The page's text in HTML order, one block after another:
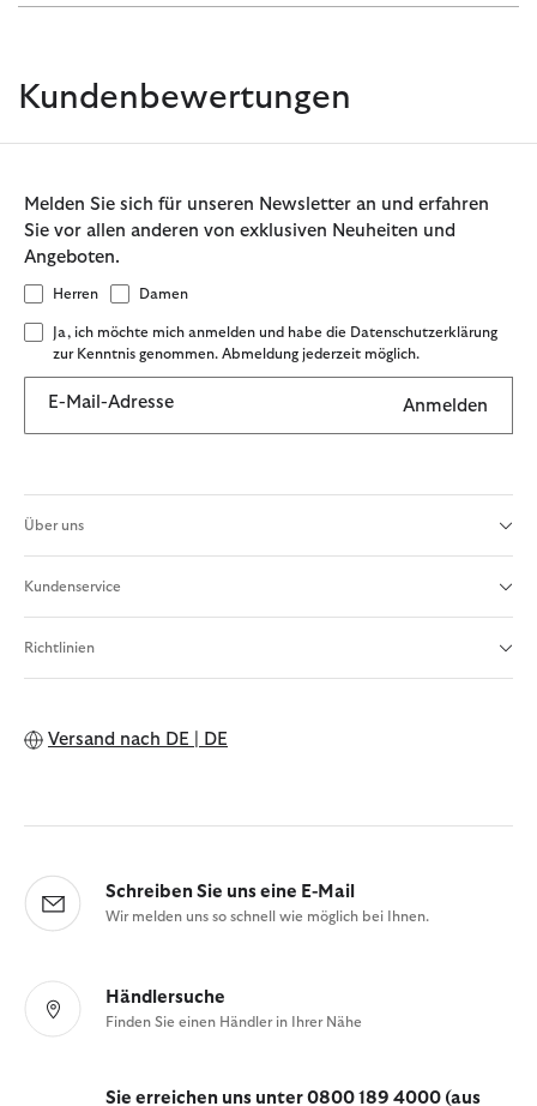
Kundenbewertungen
Melden Sie sich für unseren Newsletter an und erfahren
Sie vor allen anderen von exklusiven Neuheiten und
Angeboten.
Herren Damen
Ja, ich möchte mich anmelden und habe die Datenschutzerklärung
zur Kenntnis genommen. Abmeldung jederzeit möglich.
E-Mail-Adresse Anmelden
Über uns
Kundenservice
Richtlinien
Versand nach DE | DE
Schreiben Sie uns eine E-Mail
Wir melden uns so schnell wie möglich bei Ihnen.
Händlersuche
Finden Sie einen Händler in Ihrer Nähe
Sie erreichen uns unter 0800 189 4000 (aus